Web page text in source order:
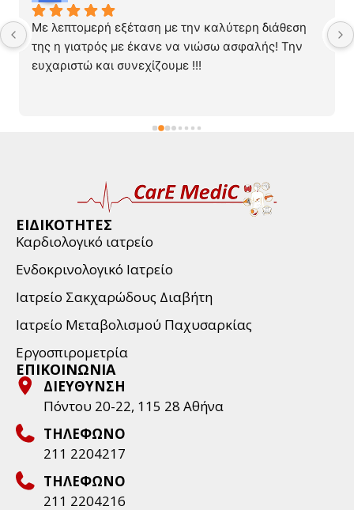
Με λεπτομερή εξέταση με την καλύτερη διάθεση
της η γιατρός με έκανε να νιώσω ασφαλής! Την
ευχαριστώ και συνεχίζουμε !!!
ΕΙΔΙΚΟΤΗΤΕΣ
Καρδιολογικό ιατρείο
Ενδοκρινολογικό Ιατρείο
Ιατρείο Σακχαρώδους Διαβήτη
Ιατρείο Μεταβολισμού Παχυσαρκίας
Εργοσπιρομετρία
ΕΠΙΚΟΙΝΩΝΙΑ
ΔΙΕΥΘΥΝΣΗ
Πόντου 20-22, 115 28 Aθήνα
ΤΗΛΕΦΩΝΟ
211 2204217
ΤΗΛΕΦΩΝΟ
211 2204216